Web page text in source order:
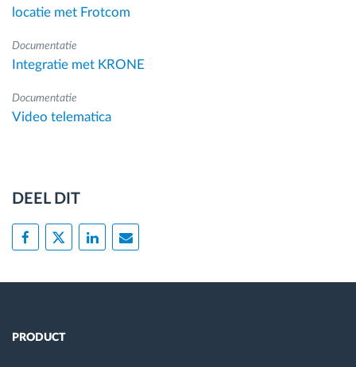
locatie met Frotcom
Documentatie
Integratie met KRONE
Documentatie
Video telematica
DEEL DIT
PRODUCT